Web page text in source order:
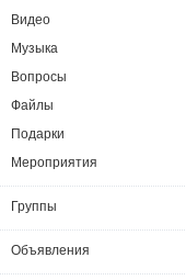
Видео
Музыка
Вопросы
Файлы
Подарки
Мероприятия
Группы
Объявления